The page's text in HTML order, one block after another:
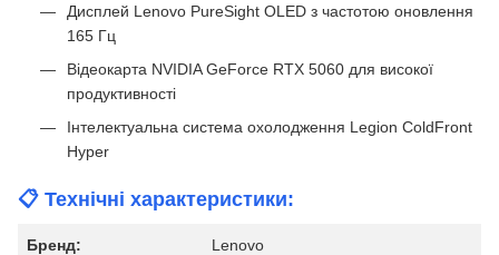
Дисплей Lenovo PureSight OLED з частотою оновлення
165 Гц
Відеокарта NVIDIA GeForce RTX 5060 для високої
продуктивності
Інтелектуальна система охолодження Legion ColdFront
Hyper
📋 Технічні характеристики:
Бренд: Lenovo